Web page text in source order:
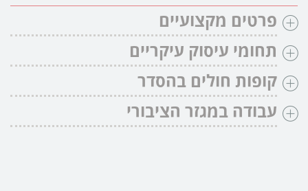
פרטים מקצועיים
תחומי עיסוק עיקריים
קופות חולים בהסדר
עבודה במגזר הציבורי